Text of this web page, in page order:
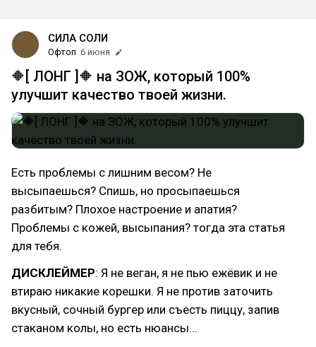
СИЛА СОЛИ
Офтоп 6 июня
🔶[ ЛОНГ ]🔶 на ЗОЖ, который 100%
улучшит качество твоей жизни.
Есть проблемы с лишним весом? Не
высыпаешься? Спишь, но просыпаешься
разбитым? Плохое настроение и апатия?
Проблемы с кожей, высыпания? тогда эта статья
для тебя.
ДИСКЛЕЙМЕР: Я не веган, я не пью ежёвик и не
втираю никакие корешки. Я не против заточить
вкусный, сочный бургер или съесть пиццу, запив
стаканом колы, но есть нюансы...